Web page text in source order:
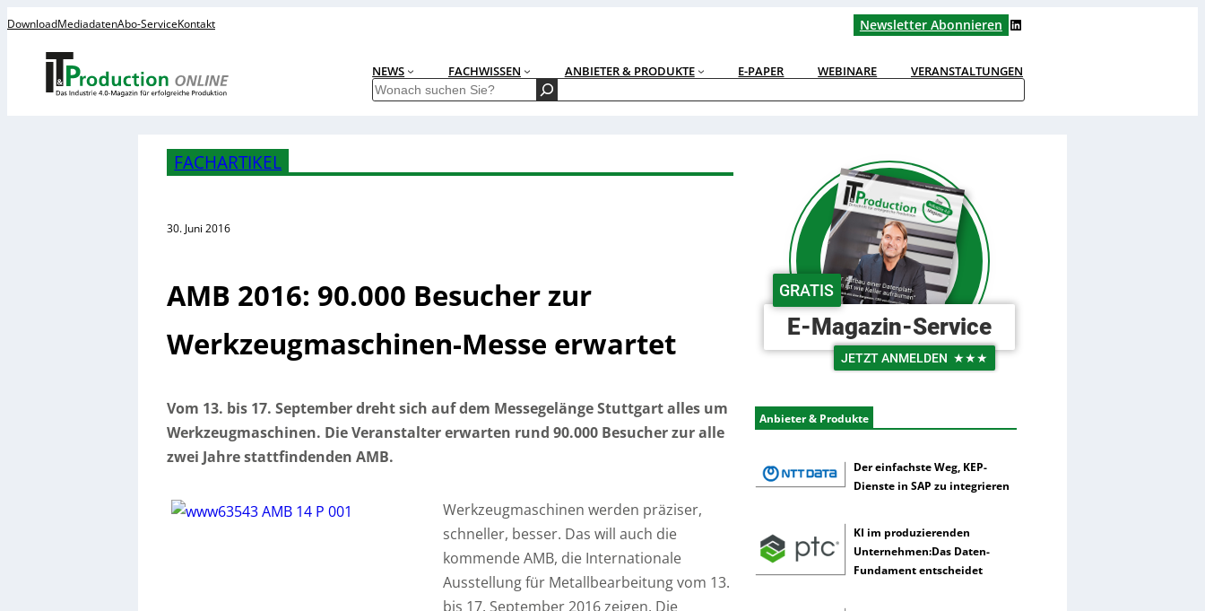
DownloadMediadatenAbo-ServiceKontakt Newsletter Abonnieren LinkedIn
NEWS FACHWISSEN ANBIETER & PRODUKTE E-PAPER WEBINARE VERANSTALTUNGEN
S
e
FACHARTIKEL
30. Juni 2016
AMB 2016: 90.000 Besucher zur
Werkzeugmaschinen-Messe erwartet
Vom 13. bis 17. September dreht sich auf dem Messegelänge Stuttgart alles um
Werkzeugmaschinen. Die Veranstalter erwarten rund 90.000 Besucher zur alle
zwei Jahre stattfindenden AMB.
Werkzeugmaschinen werden präziser,
schneller, besser. Das will auch die
kommende AMB, die Internationale
Ausstellung für Metallbearbeitung vom 13.
bis 17. September 2016 zeigen. Die
GRATIS
E-Magazin-Service
JETZT ANMELDEN ★★★
Anbieter & Produkte
Der einfachste Weg, KEP-
Dienste in SAP zu integrieren
KI im produzierenden
Unternehmen:Das Daten-
Fundament entscheidet